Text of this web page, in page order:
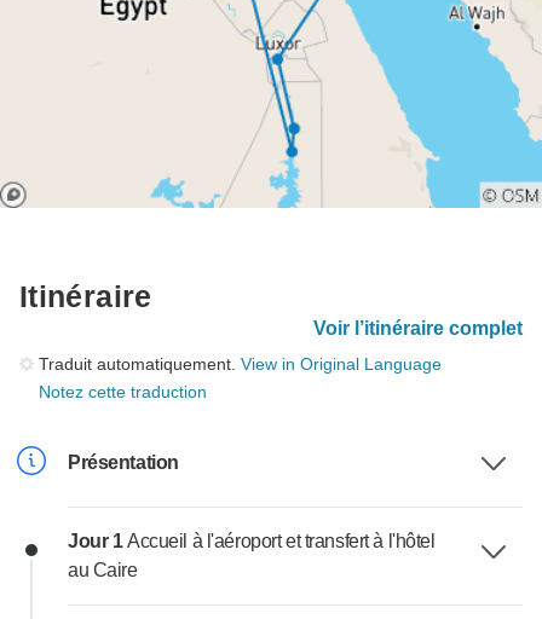
Itinéraire
Voir l’itinéraire complet
Traduit automatiquement. View in Original Language
Notez cette traduction
Présentation
Jour 1Accueil à l'aéroport et transfert à l'hôtel
au Caire